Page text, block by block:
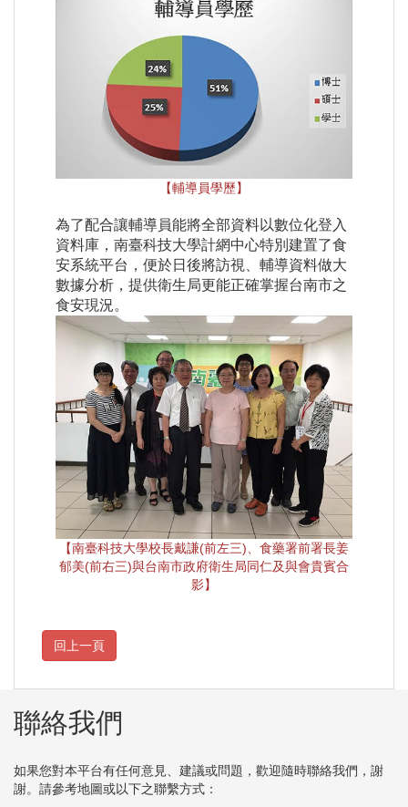
【輔導員學歷】
為了配合讓輔導員能將全部資料以數位化登入
資料庫，南臺科技大學計網中心特別建置了食
安系統平台，便於日後將訪視、輔導資料做大
數據分析，提供衛生局更能正確掌握台南市之
食安現況。
【南臺科技大學校長戴謙(前左三)、食藥署前署長姜
郁美(前右三)與台南市政府衛生局同仁及與會貴賓合
影】
聯絡我們
如果您對本平台有任何意見、建議或問題，歡迎隨時聯絡我們，謝
謝。請參考地圖或以下之聯繫方式：